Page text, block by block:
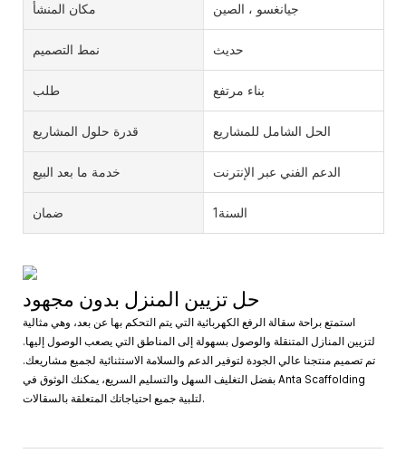
مكان المنشأ جيانغسو ، الصين
نمط التصميم حديث
طلب بناء مرتفع
قدرة حلول المشاريع الحل الشامل للمشاريع
خدمة ما بعد البيع الدعم الفني عبر الإنترنت
ضمان السنة1
استمتع براحة سقالة الرفع الكهربائية التي يتم التحكم بها عن بعد، وهي مثالية
لتزيين المنازل المتنقلة والوصول بسهولة إلى المناطق التي يصعب الوصول إليها.
تم تصميم منتجنا عالي الجودة لتوفير الدعم والسلامة الاستثنائية لجميع مشاريعك.
بفضل التغليف السهل والتسليم السريع، يمكنك الوثوق في Anta Scaffolding
لتلبية جميع احتياجاتك المتعلقة بالسقالات.